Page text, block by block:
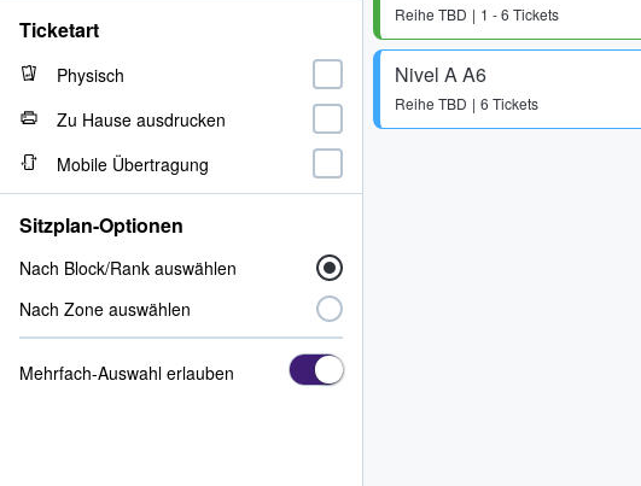
Reihe TBD 1 - 6 Tickets
Nivel A A6
Reihe TBD 6 Tickets
Ticketart
Physisch
Zu Hause ausdrucken
Mobile Übertragung
Sitzplan-Optionen
Nach Block/Rank auswählen
Nach Zone auswählen
Mehrfach-Auswahl erlauben